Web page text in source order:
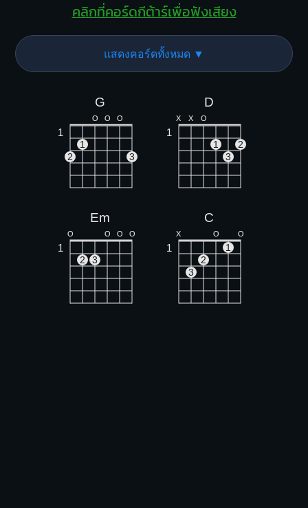
คลิกที่คอร์ดกีต้าร์เพื่อฟังเสียง
แสดงคอร์ดทั้งหมด ▼
G
O O O
1
1
2
3
D
X X O
1
1
2
3
Em
O O O O
1
2 3
C
X O O
1
1
2
3